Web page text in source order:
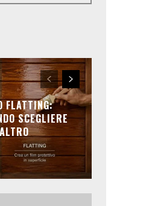
FLATTING:
SCEGLIERE